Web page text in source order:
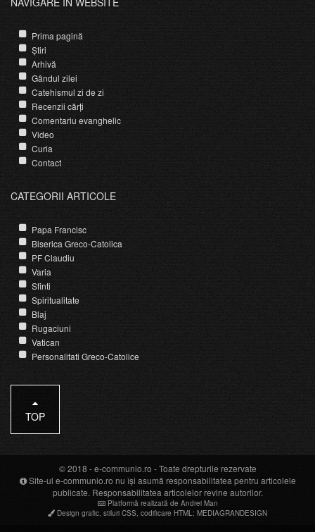
Prima pagină
Știri
Arhivă
Gândul zilei
Catehismul zi de zi
Recenzii cărți
Comentariu evanghelic
Video
Curia
Contact
CATEGORII ARTICOLE
Papa Francisc
Biserica Greco-Catolica
PF Claudiu
Varia
Sfinti
Spiritualitate
Blaj
Rugaciuni
Vatican
Personalitati Greco-Catolice
TOP
© 2018 -e-communio.ro - Toate drepturile rezervate
Site-ul e-communio.ro nu își asumă responsabilitatea pentru articolele
publicate. Responsabilitatea articolelor revine autorilor.
Platformă realizată de Andrei Man
Design grafic stiluri CSS codificare HTML : MEDIAGRANDESIGN